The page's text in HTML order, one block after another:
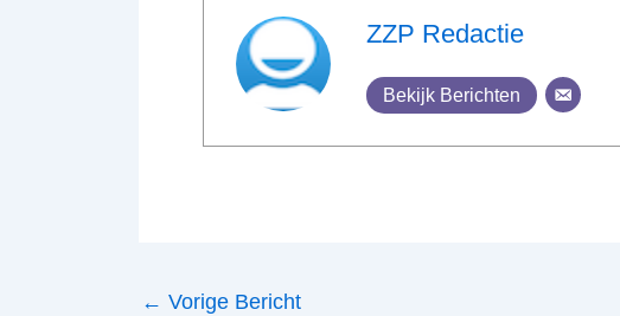
ZZP Redactie
Bekijk Berichten
← Vorige Bericht